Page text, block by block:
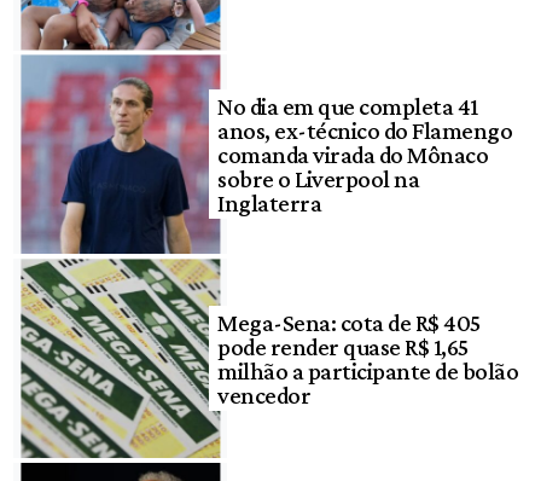
No dia em que completa 41
anos, ex-técnico do Flamengo
comanda virada do Mônaco
sobre o Liverpool na
Inglaterra
Mega-Sena: cota de R$ 405
pode render quase R$ 1,65
milhão a participante de bolão
vencedor